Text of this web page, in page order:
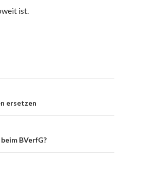
ist.
ersetzen
BVerfG?